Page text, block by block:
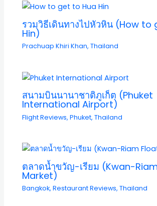
รวมวิธีเดินทางไปหัวหิน (How to
Hin)
Prachuap Khiri Khan,Thailand
สนามบินนานาชาติภูเก็ต (Phuket
International Airport)
Flight Reviews,Phuket,Thailand
ตลาดน้ำขวัญ-เรียม (Kwan-
Market)
Bangkok,Restaurant Reviews,Thailand